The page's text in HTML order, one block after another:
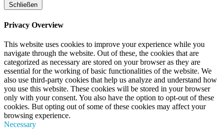
Schließen
Privacy Overview
This website uses cookies to improve your experience while you
navigate through the website. Out of these, the cookies that are
categorized as necessary are stored on your browser as they are
essential for the working of basic functionalities of the website. We
also use third-party cookies that help us analyze and understand how
you use this website. These cookies will be stored in your browser
only with your consent. You also have the option to opt-out of these
cookies. But opting out of some of these cookies may affect your
browsing experience.
Necessary